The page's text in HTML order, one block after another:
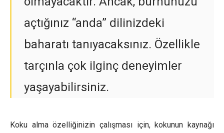
açtığınız “anda” dilinizdeki
baharatı tanıyacaksınız. Özellikle
tarçınla çok ilginç deneyimler
yaşayabilirsiniz.
Koku alma özelliğinizin çalışması için, kokunun kaynağı